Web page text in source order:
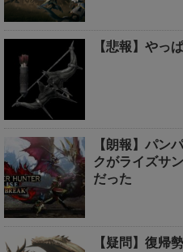
【悲報】やっ
【朗報】パン
クがライズサ
だった
【疑問】復帰